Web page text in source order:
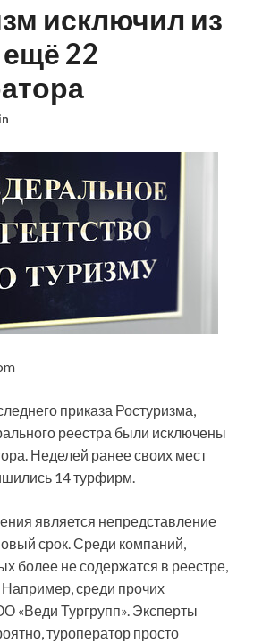
исключил из
22
приказа Ростуризма,
реестра были исключены
Неделей ранее своих мест
14 турфирм.
является непредставление
срок. Среди компаний,
более не содержатся в реестре,
Например, среди прочих
«Веди Тургрупп». Эксперты
туроператор просто